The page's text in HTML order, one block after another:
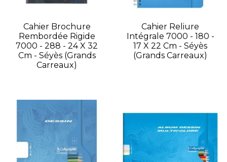
Cahier Brochure
Rembordée Rigide
7000 - 288 - 24 X 32
Cm - Séyès (grands
Carreaux)
Cahier Reliure
Intégrale 7000 - 180 -
17 X 22 Cm - Séyès
(grands Carreaux)